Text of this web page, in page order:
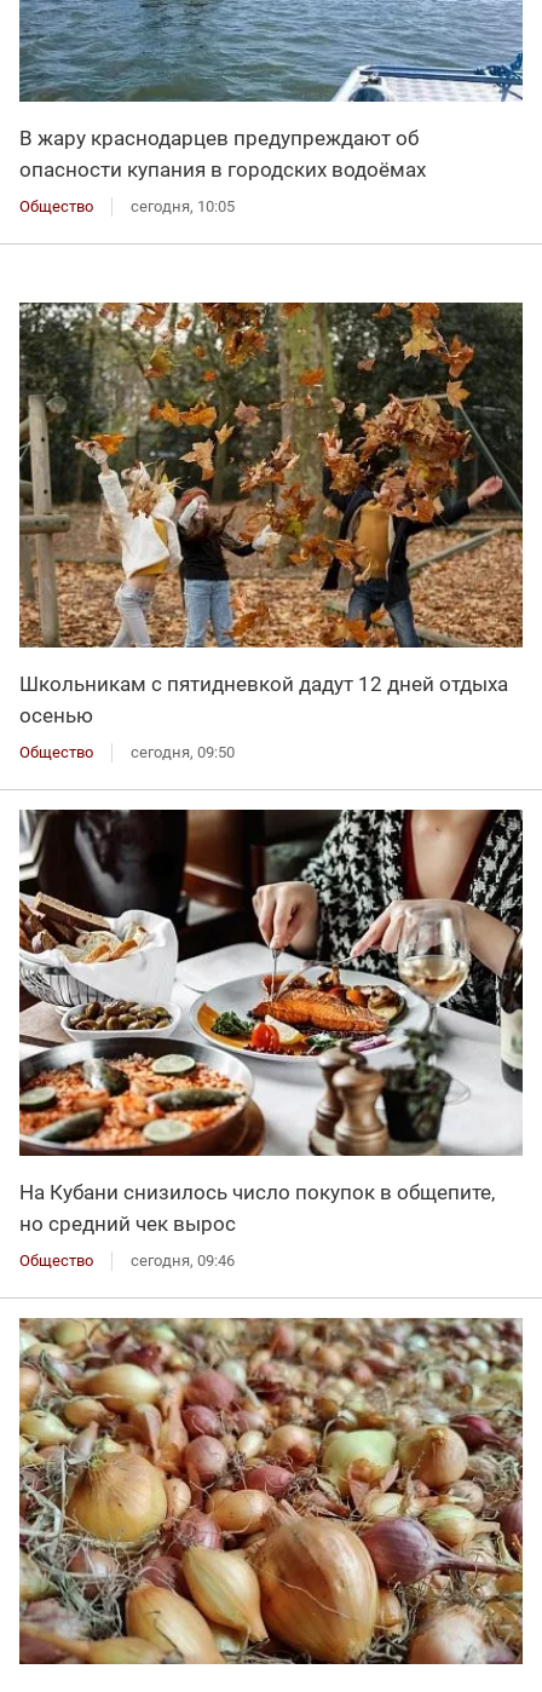
В жару краснодарцев предупреждают об
опасности купания в городских водоёмах
Общество сегодня, 10:05
Школьникам с пятидневкой дадут 12 дней отдыха
осенью
Общество сегодня, 09:50
На Кубани снизилось число покупок в общепите,
но средний чек вырос
Общество сегодня, 09:46